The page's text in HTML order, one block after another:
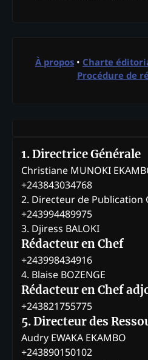
À propos • Charte
Procédure de
1. Directrice Générale
Christiane MUNOKI
+243843034768
2. Directeur de Publication
+243994489975
3. Djiress BALOKI
Rédacteur en Chef
+243998434916
4. Blaise BOZENGE
Rédacteur en Chef
+243821755775
5. Directeur des
Audry EWAKA EKAMBO
+243890150102